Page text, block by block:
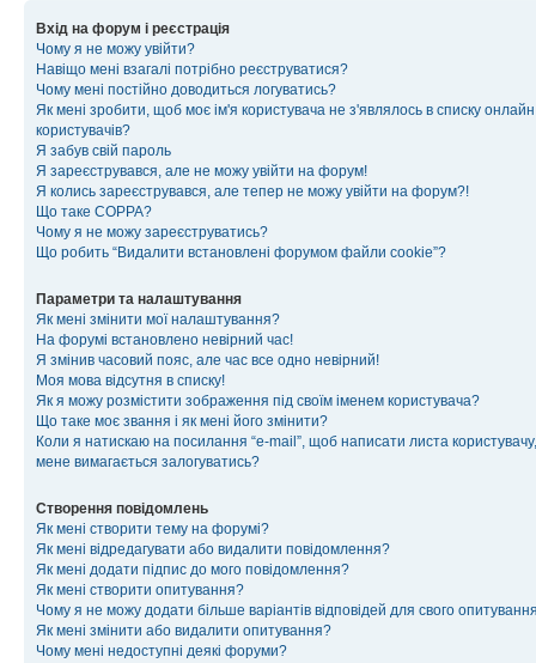
Вхід на форум і реєстрація
Чому я не можу увійти?
Навіщо мені взагалі потрібно реєструватися?
Чому мені постійно доводиться логуватись?
Як мені зробити, щоб моє ім'я користувача не з'являлось в списку онлайн
користувачів?
Я забув свій пароль
Я зареєструвався, але не можу увійти на форум!
Я колись зареєструвався, але тепер не можу увійти на форум?!
Що таке COPPA?
Чому я не можу зареєструватись?
Що робить “Видалити встановлені форумом файли cookie”?
Параметри та налаштування
Як мені змінити мої налаштування?
На форумі встановлено невірний час!
Я змінив часовий пояс, але час все одно невірний!
Моя мова відсутня в списку!
Як я можу розмістити зображення під своїм іменем користувача?
Що таке моє звання і як мені його змінити?
Коли я натискаю на посилання “e-mail”, щоб написати листа користувачу,
мене вимагається залогуватись?
Створення повідомлень
Як мені створити тему на форумі?
Як мені відредагувати або видалити повідомлення?
Як мені додати підпис до мого повідомлення?
Як мені створити опитування?
Чому я не можу додати більше варіантів відповідей для свого
Як мені змінити або видалити опитування?
Чому мені недоступні деякі форуми?